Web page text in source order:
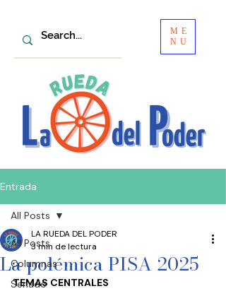
ME
NU
Entrada
All Posts
Columnas
Senado
All Posts
La polémica PISA 2025
LA RUEDA DEL PODER
3 min de lectura
TEMAS CENTRALES